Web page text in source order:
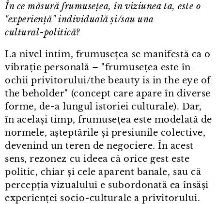
În ce măsură frumusețea, în viziunea ta, este o
"experiență" individuală și/sau una
cultural⁠-⁠politică?
La nivel intim, frumusețea se manifestă ca o
vibrație personală – "frumusețea este în
ochii privitorului/the beauty is in the eye of
the beholder" (concept care apare în diverse
forme, de⁠-⁠a lungul istoriei culturale). Dar,
în același timp, frumusețea este modelată de
normele, așteptările și presiunile colective,
devenind un teren de negociere. În acest
sens, rezonez cu ideea că orice gest este
politic, chiar și cele aparent banale, sau că
percepția vizualului e subordonată ea însăși
experienței socio⁠-⁠culturale a privitorului.